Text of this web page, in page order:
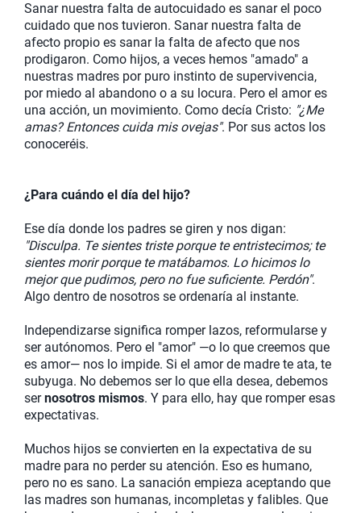
Sanar nuestra falta de autocuidado es sanar el poco
cuidado que nos tuvieron. Sanar nuestra falta de
afecto propio es sanar la falta de afecto que nos
prodigaron. Como hijos, a veces hemos "amado" a
nuestras madres por puro instinto de supervivencia,
por miedo al abandono o a su locura. Pero el amor es
una acción, un movimiento. Como decía Cristo: "¿Me
amas? Entonces cuida mis ovejas". Por sus actos los
conoceréis.
¿Para cuándo el día del hijo?
Ese día donde los padres se giren y nos digan:
"Disculpa. Te sientes triste porque te entristecimos; te
sientes morir porque te matábamos. Lo hicimos lo
mejor que pudimos, pero no fue suficiente. Perdón".
Algo dentro de nosotros se ordenaría al instante.
Independizarse significa romper lazos, reformularse y
ser autónomos. Pero el "amor" —o lo que creemos que
es amor— nos lo impide. Si el amor de madre te ata, te
subyuga. No debemos ser lo que ella desea, debemos
sernosotros mismos. Y para ello, hay que romper esas
expectativas.
Muchos hijos se convierten en la expectativa de su
madre para no perder su atención. Eso es humano,
pero no es sano. La sanación empieza aceptando que
las madres son humanas, incompletas y falibles. Que